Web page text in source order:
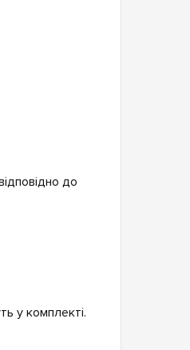
до
у комплекті.